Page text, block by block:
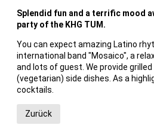
Splendid fun and a terrific mood
party of the KHG TUM.
You can expect amazing Latino
international band "Mosaico", a
and lots of guest. We provide
(vegetarian) side dishes. As a
cocktails.
Zurück